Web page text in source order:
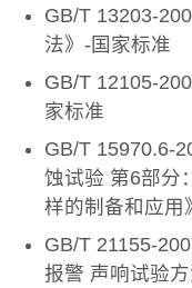
GB/T 13203-
法》-国家标准
GB/T 12105-
家标准
GB/T 15970.6-
蚀试验 第6部分
样的制备和应用
GB/T 21155-
报警 声响试验